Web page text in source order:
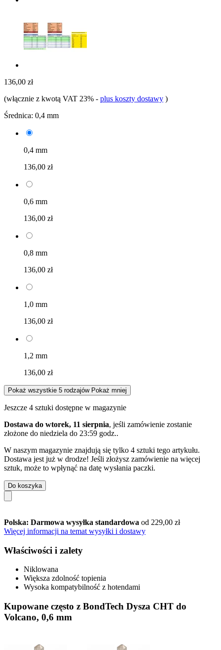
136,00 zł
(włącznie z kwotą VAT 23% - plus koszty dostawy )
Średnica: 0,4 mm
0,4 mm
136,00 zł
0,6 mm
136,00 zł
0,8 mm
136,00 zł
1,0 mm
136,00 zł
1,2 mm
136,00 zł
Pokaż wszystkie 5 rodzajów Pokaż mniej
Jeszcze 4 sztuki dostępne w magazynie
Dostawa do wtorek, 11 sierpnia, jeśli zamówienie zostanie
złożone do niedziela do 23:59 godz..
W naszym magazynie znajdują się tylko 4 sztuki tego artykułu.
Dostawa jest już w drodze! Jeśli złożysz zamówienie na więcej
sztuk, może to wpłynąć na datę wysłania paczki.
Do koszyka
Polska: Darmowa wysyłka standardowa od 229,00 zł
Więcej informacji na temat wysyłki i dostawy
Właściwości i zalety
Niklowana
Większa zdolność topienia
Wysoka kompatybilność z hotendami
Kupowane często z BondTech Dysza CHT do
Volcano, 0,6 mm